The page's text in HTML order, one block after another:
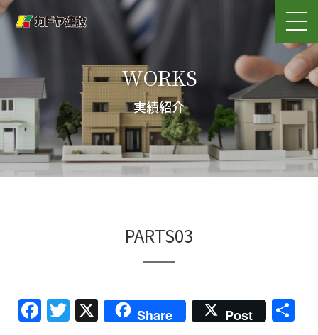
WORKS
実績紹介
PARTS03
Facebook
Twitter
X Share Post